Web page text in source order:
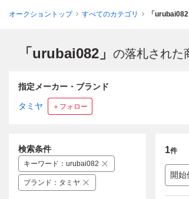
オークショントップ すべてのカテゴリ 「
「urubai082」 の落札された
指定メーカー・ブランド
タミヤ ＋フォロー
1件
開
検索条件
キーワード ： urubai082
ブランド ： タミヤ